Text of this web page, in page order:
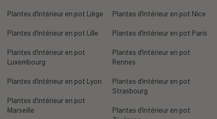
Plantes d'intérieur en pot Liège
Plantes d'intérieur en pot Lille
Plantes d'intérieur en pot
Luxembourg
Plantes d'intérieur en pot Lyon
Plantes d'intérieur en pot
Marseille
Plantes d'intérieur en pot Nice
Plantes d'intérieur en pot Paris
Plantes d'intérieur en pot
Rennes
Plantes d'intérieur en pot
Strasbourg
Plantes d'intérieur en pot